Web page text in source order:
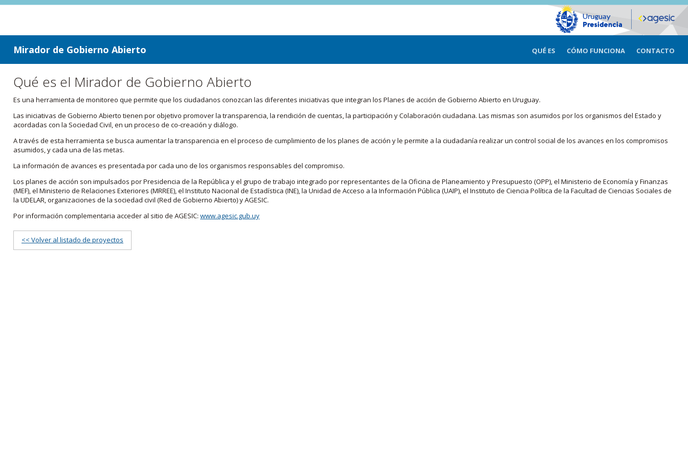
ir a contenido
ir al menú
Mirador de Gobierno Abierto QUÉ ES CÓMO FUNCIONA CONTACTO
Qué es el Mirador de Gobierno Abierto
Es una herramienta de monitoreo que permite que los ciudadanos conozcan las diferentes iniciativas que integran los Planes de acción de Gobierno Abierto en Uruguay.
Las iniciativas de Gobierno Abierto tienen por objetivo promover la transparencia, la rendición de cuentas, la participación y Colaboración ciudadana. Las mismas son asumidos por los organismos del Estado y
acordadas con la Sociedad Civil, en un proceso de co-creación y diálogo.
A través de esta herramienta se busca aumentar la transparencia en el proceso de cumplimiento de los planes de acción y le permite a la ciudadanía realizar un control social de los avances en los compromisos
asumidos, y cada una de las metas.
La información de avances es presentada por cada uno de los organismos responsables del compromiso.
Los planes de acción son impulsados por Presidencia de la República y el grupo de trabajo integrado por representantes de la Oficina de Planeamiento y Presupuesto (OPP), el Ministerio de Economía y Finanzas
(MEF), el Ministerio de Relaciones Exteriores (MRREE), el Instituto Nacional de Estadística (INE), la Unidad de Acceso a la Información Pública (UAIP), el Instituto de Ciencia Política de la Facultad de Ciencias Sociales de
la UDELAR, organizaciones de la sociedad civil (Red de Gobierno Abierto) y AGESIC.
Por información complementaria acceder al sitio de AGESIC: www.agesic.gub.uy
<< Volver al listado de proyectos